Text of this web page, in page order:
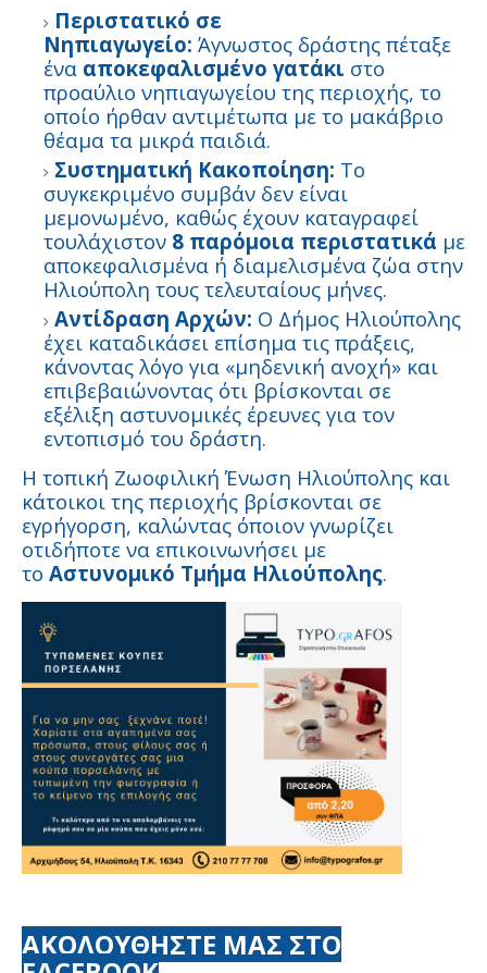
Περιστατικό σε
Νηπιαγωγείο: Άγνωστος δράστης πέταξε
ένα αποκεφαλισμένο γατάκι στο
προαύλιο νηπιαγωγείου της περιοχής, το
οποίο ήρθαν αντιμέτωπα με το μακάβριο
θέαμα τα μικρά παιδιά.
Συστηματική Κακοποίηση: Το
συγκεκριμένο συμβάν δεν είναι
μεμονωμένο, καθώς έχουν καταγραφεί
τουλάχιστον 8 παρόμοια περιστατικά με
αποκεφαλισμένα ή διαμελισμένα ζώα στην
Ηλιούπολη τους τελευταίους μήνες.
Αντίδραση Αρχών: Ο Δήμος Ηλιούπολης
έχει καταδικάσει επίσημα τις πράξεις,
κάνοντας λόγο για «μηδενική ανοχή» και
επιβεβαιώνοντας ότι βρίσκονται σε
εξέλιξη αστυνομικές έρευνες για τον
εντοπισμό του δράστη.
Η τοπική Ζωοφιλική Ένωση Ηλιούπολης και
κάτοικοι της περιοχής βρίσκονται σε
εγρήγορση, καλώντας όποιον γνωρίζει
οτιδήποτε να επικοινωνήσει με
το Αστυνομικό Τμήμα Ηλιούπολης.
ΑΚΟΛΟΥΘΗΣΤΕ ΜΑΣ ΣΤΟ